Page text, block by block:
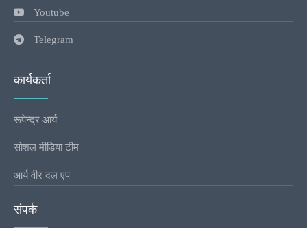
Youtube
Telegram
कार्यकर्ता
रूपेन्द्र आर्य
सोशल मीडिया टीम
आर्य वीर दल एप
संपर्क